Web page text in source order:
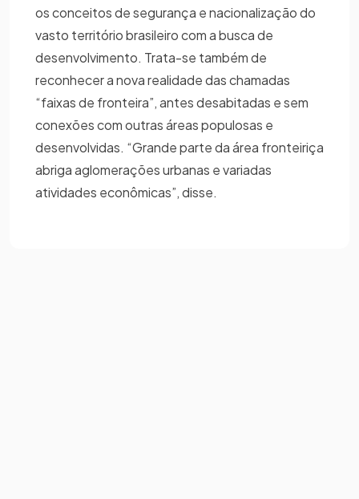
os conceitos de segurança e nacionalização do
vasto território brasileiro com a busca de
desenvolvimento. Trata-se também de
reconhecer a nova realidade das chamadas
“faixas de fronteira”, antes desabitadas e sem
conexões com outras áreas populosas e
desenvolvidas. “Grande parte da área fronteiriça
abriga aglomerações urbanas e variadas
atividades econômicas”, disse.